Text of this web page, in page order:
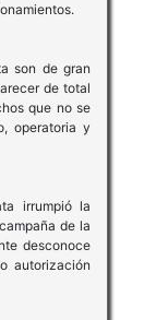
son de gran
de total
que no se
operatoria y
irrumpió la
de la
desconoce
autorización